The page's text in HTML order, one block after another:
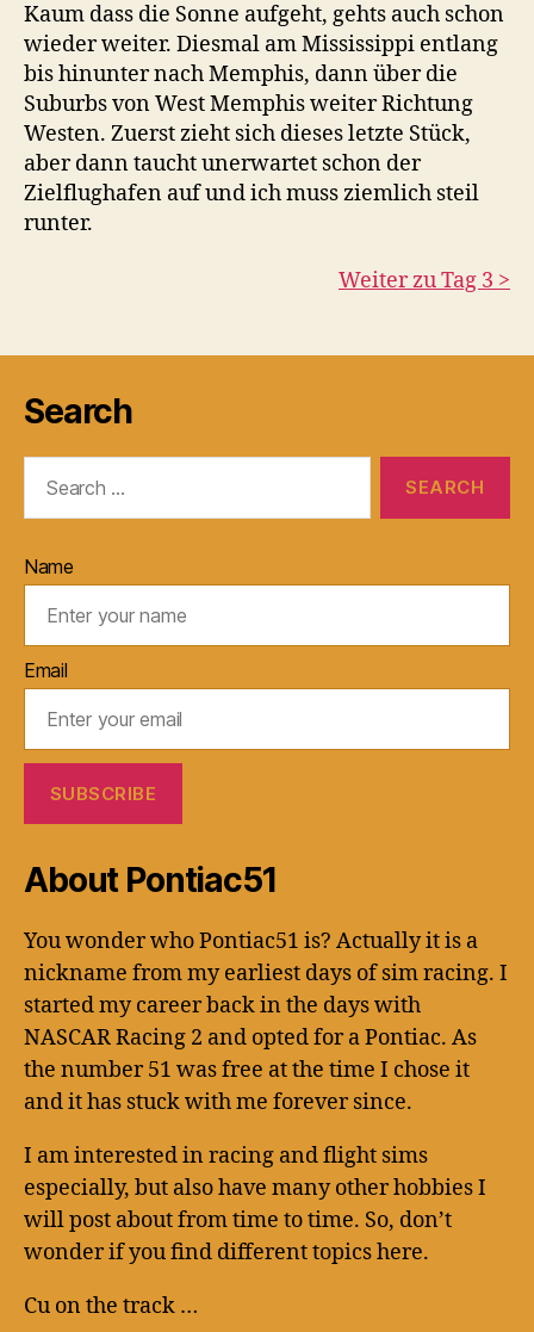
Kaum dass die Sonne aufgeht, gehts auch schon
wieder weiter. Diesmal am Mississippi entlang
bis hinunter nach Memphis, dann über die
Suburbs von West Memphis weiter Richtung
Westen. Zuerst zieht sich dieses letzte Stück,
aber dann taucht unerwartet schon der
Zielflughafen auf und ich muss ziemlich steil
runter.
Weiter zu Tag 3 >
Search
Name
Email
About Pontiac51
You wonder who Pontiac51 is? Actually it is a
nickname from my earliest days of sim racing. I
started my career back in the days with
NASCAR Racing 2 and opted for a Pontiac. As
the number 51 was free at the time I chose it
and it has stuck with me forever since.
I am interested in racing and flight sims
especially, but also have many other hobbies I
will post about from time to time. So, don’t
wonder if you find different topics here.
Cu on the track …